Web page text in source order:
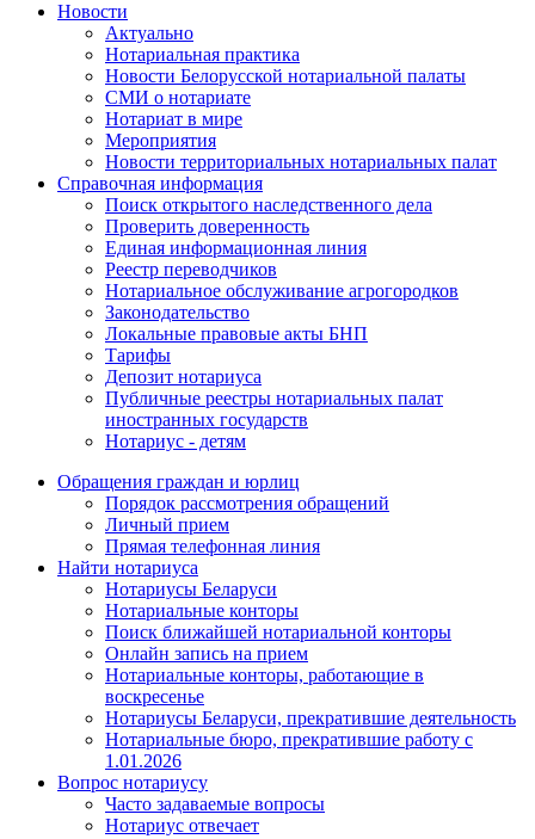
Новости
Актуально
Нотариальная практика
Новости Белорусской нотариальной палаты
СМИ о нотариате
Нотариат в мире
Мероприятия
Новости территориальных нотариальных палат
Справочная информация
Поиск открытого наследственного дела
Проверить доверенность
Единая информационная линия
Реестр переводчиков
Нотариальное обслуживание агрогородков
Законодательство
Локальные правовые акты БНП
Тарифы
Депозит нотариуса
Публичные реестры нотариальных палат
иностранных государств
Нотариус - детям
Обращения граждан и юрлиц
Порядок рассмотрения обращений
Личный прием
Прямая телефонная линия
Найти нотариуса
Нотариусы Беларуси
Нотариальные конторы
Поиск ближайшей нотариальной конторы
Онлайн запись на прием
Нотариальные конторы, работающие в
воскресенье
Нотариусы Беларуси, прекратившие деятельность
Нотариальные бюро, прекратившие работу с
1.01.2026
Вопрос нотариусу
Часто задаваемые вопросы
Нотариус отвечает